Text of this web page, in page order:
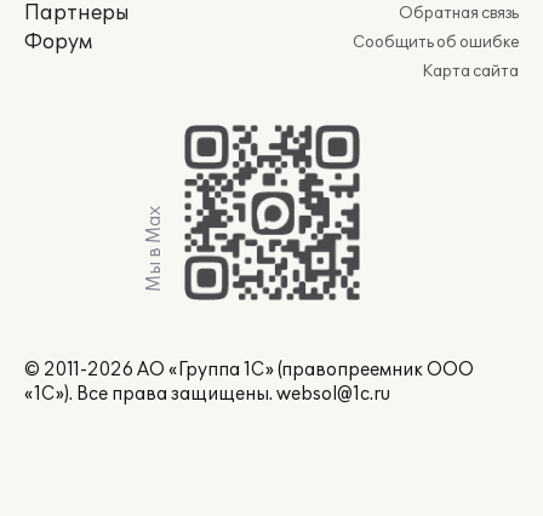
Партнеры
Форум
Обратная связь
Сообщить об ошибке
Карта сайта
Мы в Max
© 2011-2026 АО «Группа 1С» (правопреемник ООО
«1С»). Все права защищены. websol@1c.ru